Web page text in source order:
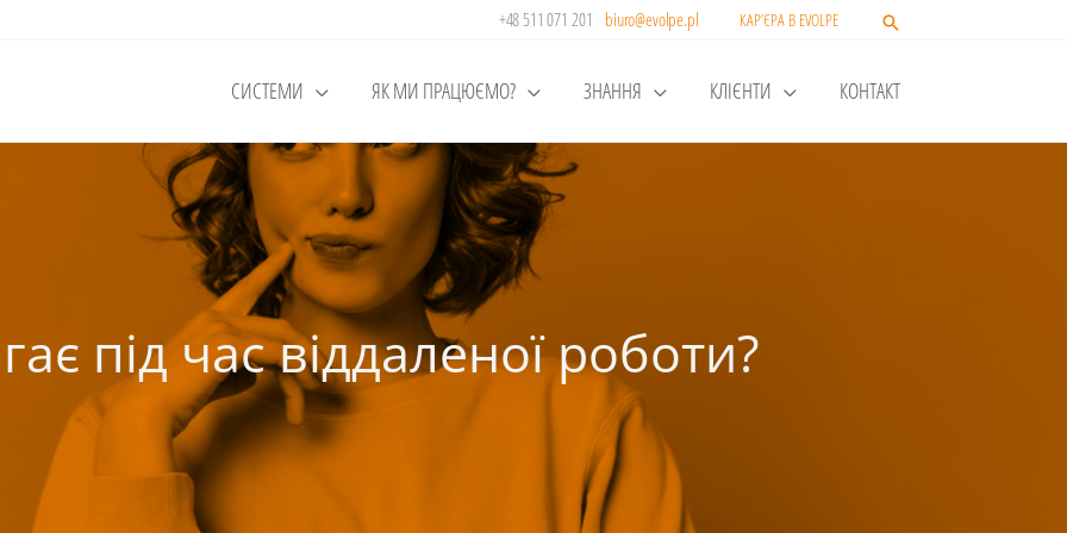
+48 511 071 201 biuro@evolpe.pl КАР’ЄРА В EVOLPE
СИСТЕМИ ЯК МИ ПРАЦЮЄМО? ЗНАННЯ КЛІЄНТИ КОНТАКТ
під час віддаленої роботи?